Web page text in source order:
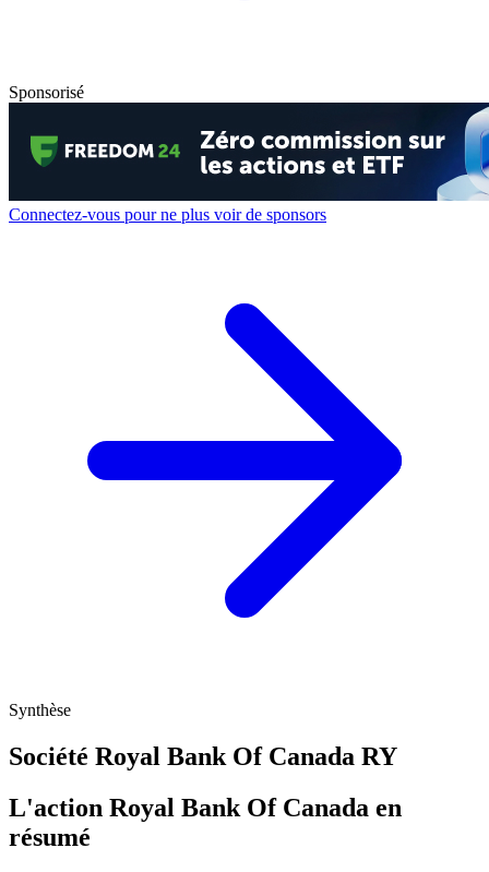
Sponsorisé
Connectez-vous pour ne plus voir de sponsors
Synthèse
Société Royal Bank Of Canada RY
L'action Royal Bank Of Canada en
résumé